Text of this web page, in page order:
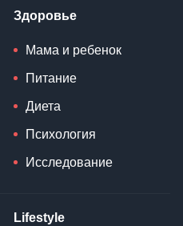
Здоровье
Мама и ребенок
Питание
Диета
Психология
Исследование
Lifestyle